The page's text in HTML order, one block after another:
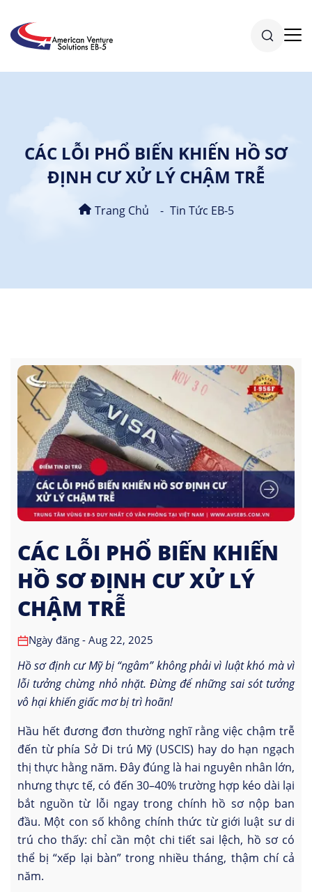
CÁC LỖI PHỔ BIẾN KHIẾN HỒ SƠ
ĐỊNH CƯ XỬ LÝ CHẬM TRỄ
Trang Chủ Tin Tức EB-5
CÁC LỖI PHỔ BIẾN KHIẾN
HỒ SƠ ĐỊNH CƯ XỬ LÝ
CHẬM TRỄ
Ngày đăng - Aug 22, 2025
Hồ sơ định cư Mỹ bị “ngâm” không phải vì luật khó mà vì
lỗi tưởng chừng nhỏ nhặt. Đừng để những sai sót tưởng
vô hại khiến giấc mơ bị trì hoãn!
Hầu hết đương đơn thường nghĩ rằng việc chậm trễ
đến từ phía Sở Di trú Mỹ (USCIS) hay do hạn ngạch
thị thực hằng năm. Đây đúng là hai nguyên nhân lớn,
nhưng thực tế, có đến 30–40% trường hợp kéo dài lại
bắt nguồn từ lỗi ngay trong chính hồ sơ nộp ban
đầu. Một con số không chính thức từ giới luật sư di
trú cho thấy: chỉ cần một chi tiết sai lệch, hồ sơ có
thể bị “xếp lại bàn” trong nhiều tháng, thậm chí cả
năm.